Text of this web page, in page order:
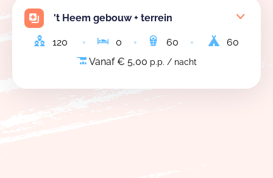
't Heem gebouw + terrein
120 0 60
60
Vanaf € 5,00 p.p. / nacht